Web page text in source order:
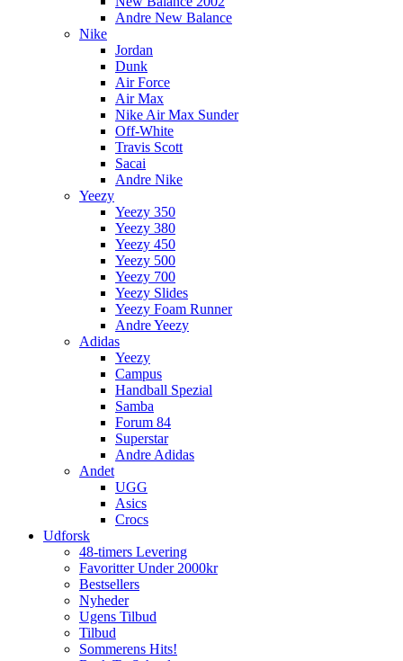
Andre New Balance
Nike
Jordan
Dunk
Air Force
Air Max
Nike Air Max Sunder
Off-White
Travis Scott
Sacai
Andre Nike
Yeezy
Yeezy 350
Yeezy 380
Yeezy 450
Yeezy 500
Yeezy 700
Yeezy Slides
Yeezy Foam Runner
Andre Yeezy
Adidas
Yeezy
Campus
Handball Spezial
Samba
Forum 84
Superstar
Andre Adidas
Andet
UGG
Asics
Crocs
Udforsk
48-timers Levering
Favoritter Under 2000kr
Bestsellers
Nyheder
Ugens Tilbud
Tilbud
Sommerens Hits!